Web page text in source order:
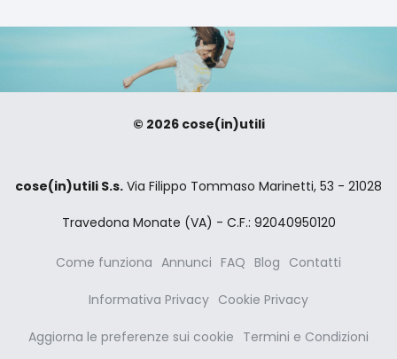
© 2026 cose(in)utili
cose(in)utili S.s. Via Filippo Tommaso Marinetti, 53 - 21028
Travedona Monate (VA) - C.F.: 92040950120
Come funziona Annunci FAQ Blog Contatti
Informativa Privacy Cookie Privacy
Aggiorna le preferenze sui cookie Termini e Condizioni